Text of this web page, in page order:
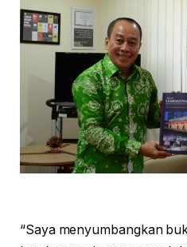
“Saya menyumbangkan